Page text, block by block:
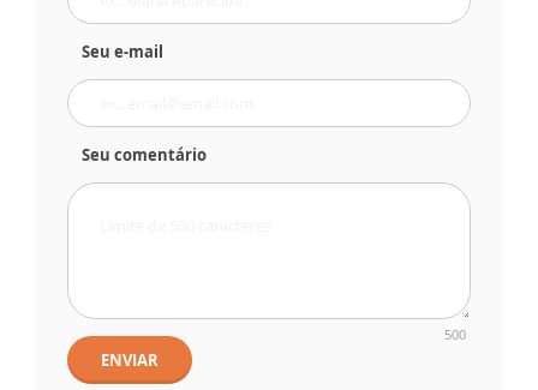
Seu e-mail
Seu comentário
500
ENVIAR